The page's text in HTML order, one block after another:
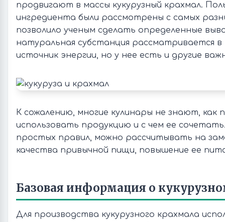
продвигают в массы кукурузный крахмал.
ингредиента были рассмотрены с самых
позволило ученым сделать определенные
натуральная субстанция рассматривается в
источник энергии, но у нее есть и другие
К сожалению, многие кулинары не знают, как
использовать продукцию и с чем ее
простых правил, можно рассчитывать на
качества привычной пищи, повышение ее
Базовая информация о
Для производства кукурузного крахмала